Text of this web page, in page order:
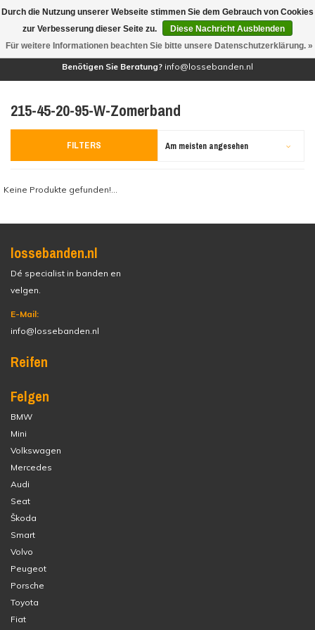
(0)
Benötigen Sie Beratung? info@lossebanden.nl
215-45-20-95-W-Zomerband
FILTERS Am meisten angesehen
Keine Produkte gefunden!...
lossebanden.nl
Dé specialist in banden en
velgen.
E-Mail:
info@lossebanden.nl
Reifen
Felgen
BMW
Mini
Volkswagen
Mercedes
Audi
Seat
Škoda
Smart
Volvo
Peugeot
Porsche
Toyota
Fiat
Durch die Nutzung unserer Webseite stimmen Sie dem Gebrauch von Cookies
zur Verbesserung dieser Seite zu.
Diese Nachricht Ausblenden
Für weitere Informationen beachten Sie bitte unsere Datenschutzerklärung. »